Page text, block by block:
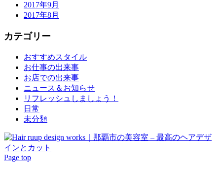
2017年9月
2017年8月
カテゴリー
おすすめスタイル
お仕事の出来事
お店での出来事
ニュース＆お知らせ
リフレッシュしましょう！
日常
未分類
Page top